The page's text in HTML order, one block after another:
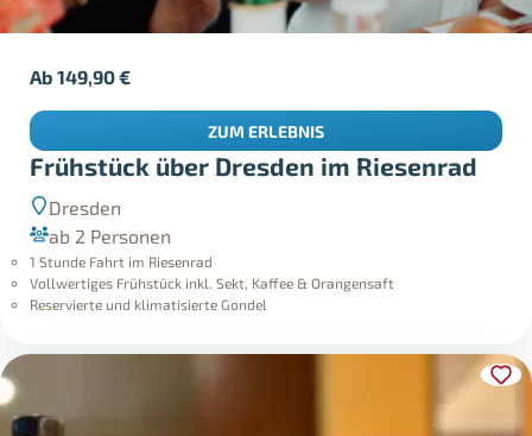
Frühstück über Dresden im Riesenrad
Dresden
ab 2 Personen
1 Stunde Fahrt im Riesenrad
Vollwertiges Frühstück inkl. Sekt, Kaffee & Orangensaft
Reservierte und klimatisierte Gondel
Ab149,90€
ZUM ERLEBNIS